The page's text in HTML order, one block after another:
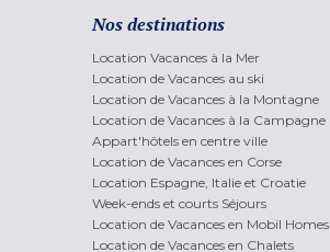
Nos destinations
Location Vacances à la Mer
Location de Vacances au ski
Location de Vacances à la Montagne
Location de Vacances à la Campagne
Appart'hôtels en centre ville
Location de Vacances en Corse
Location Espagne, Italie et Croatie
Week-ends et courts Séjours
Location de Vacances en Mobil Homes
Location de Vacances en Chalets